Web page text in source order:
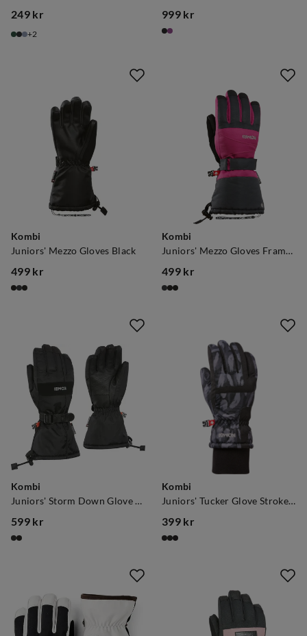
price
249 kr
2 price
999 kr
Kombi
Juniors' Mezzo Gloves Black
price
499 kr
Kombi
Juniors' Mezzo Gloves Framboise
price
499 kr
Kombi
Juniors' Storm Down Glove Black
price
599 kr
Kombi
Juniors' Tucker Glove Stroke Camo
price
399 kr